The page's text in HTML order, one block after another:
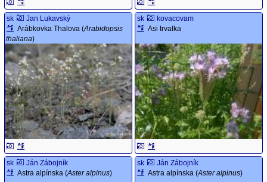
sk
Jan Lukavský
Arábkovka Thalova (Arabidopsis
thaliana)
sk
kovacovam
Asi trvalka
sk
Ján Zábojník
Astra alpínska (Aster alpinus)
sk
Ján Zábojník
Astra alpínska (Aster alpinus)